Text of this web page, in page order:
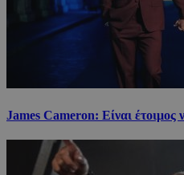
James Cameron: Είναι έτοιμος